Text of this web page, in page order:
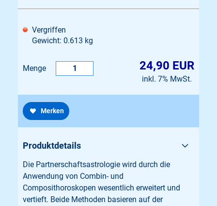
Menge 24,90 EUR
inkl. 7% MwSt.
Vergriffen
Gewicht: 0.613 kg
Merken
Produktdetails
Die Partnerschaftsastrologie wird durch die
Anwendung von Combin- und
Composithoroskopen wesentlich erweitert und
vertieft. Beide Methoden basieren auf der